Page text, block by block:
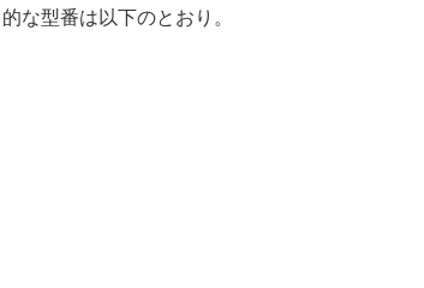
的な型番は以下のとおり。